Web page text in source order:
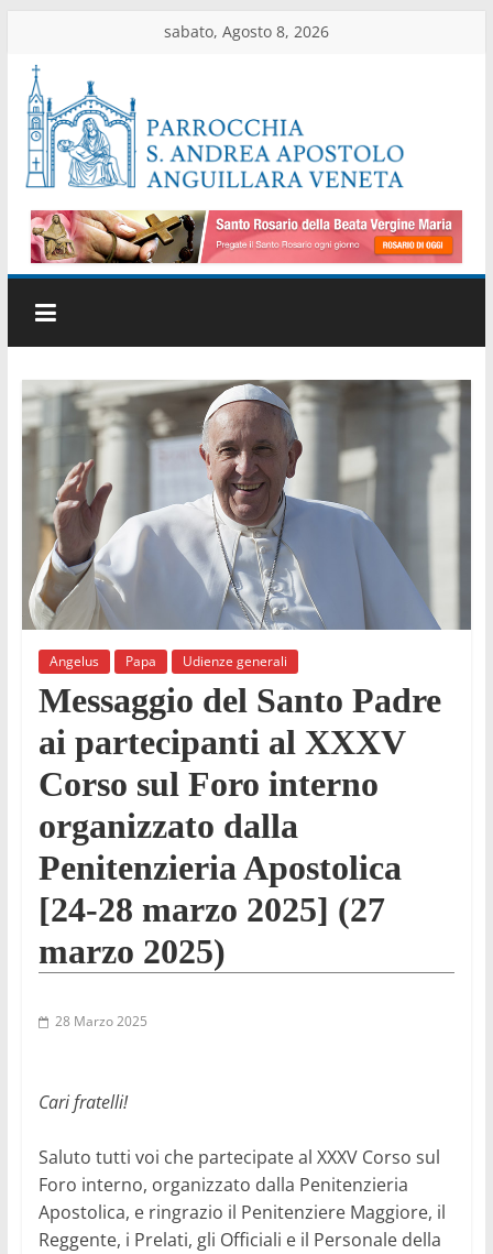
contenuto
sabato, Agosto 8, 2026
Parrocchia
di
Anguillara
Veneta
Sito
ufficiale
della
parrocchia
Angelus Papa Udienze generali
Messaggio del Santo Padre
ai partecipanti al XXXV
Corso sul Foro interno
organizzato dalla
Penitenzieria Apostolica
[24-28 marzo 2025] (27
marzo 2025)
28 Marzo 2025
Cari fratelli!
Saluto tutti voi che partecipate al XXXV Corso sul
Foro interno, organizzato dalla Penitenzieria
Apostolica, e ringrazio il Penitenziere Maggiore, il
Reggente, i Prelati, gli Officiali e il Personale della